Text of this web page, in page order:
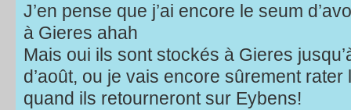
J’en pense que j’ai encore le seum
à Gieres ahah
Mais oui ils sont stockés à Gieres
d’août, ou je vais encore sûrement
quand ils retourneront sur Eybens!